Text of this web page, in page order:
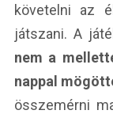
követelni az
játszani. A
nem a
nappal
összemérni